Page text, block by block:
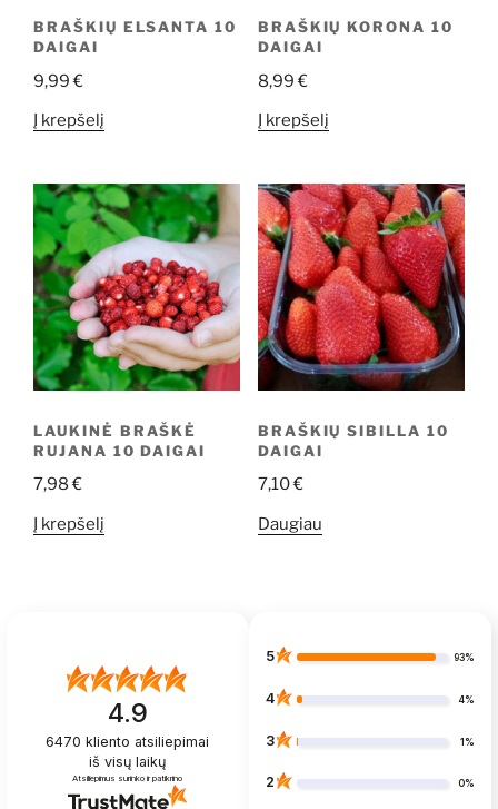
BRAŠKIŲ ELSANTA 10
DAIGAI
9,99€
Į krepšelį
BRAŠKIŲ KORONA 10
DAIGAI
8,99€
Į krepšelį
LAUKINĖ BRAŠKĖ
RUJANA 10 DAIGAI
7,98€
Į krepšelį
BRAŠKIŲ SIBILLA 10
DAIGAI
7,10€
Daugiau
4.9
6470 kliento atsiliepimai
iš visų laikų
Atsiliepimus surinko ir patikrino
5 93%
4 4%
3 1%
2 0%